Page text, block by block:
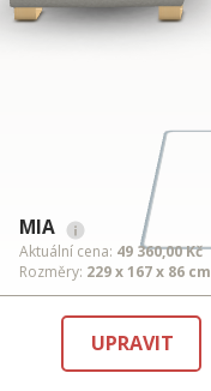
MIA
Aktuální cena: 49 360,00 Kč
Rozměry: 229 x 167 x 86 cm
UPRAVIT